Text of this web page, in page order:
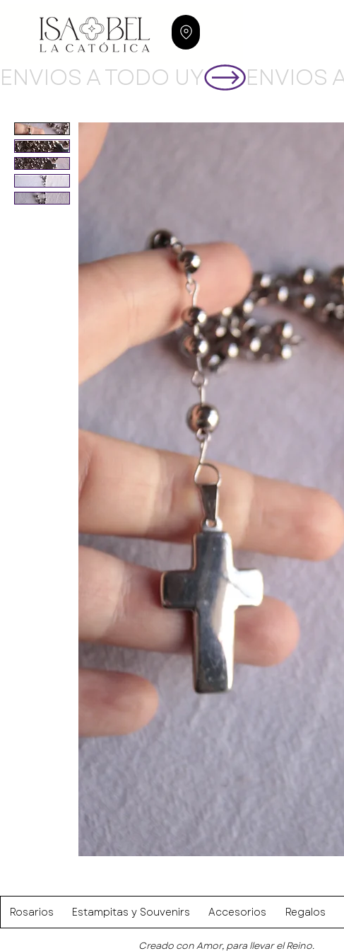
ENVIOS A TODO UY
Rosarios Estampitas y Souvenirs Accesorios Regalos
Creado con Amor, para llevar el Reino.